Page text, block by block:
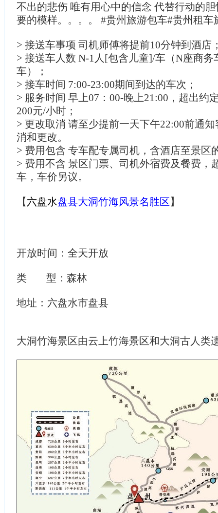
不出的悲伤 唯有用心中的信念 代替行动的
要的模样。。。。 #贵州旅游包车#贵州租车
> 接送车事项 司机师傅将提前10分钟到酒店
> 接送车人数 N-1人[包含儿童]/车（N座商务
车）；
> 接车时间 7:00-23:00期间到达的车次；
> 服务时间 早上07：00-晚上21:00，超出约
200元/小时；
> 更改取消 请至少提前一天下午22:00前通
消和更改。
> 费用包含 专车配专属司机，含酒店至景区
> 费用不含 景区门票、司机外宿费及餐费，
车，车价另议。
【六盘水盘县大洞竹海风景名胜区】
开放时间：全天开放
类 型：森林
地址：六盘水市盘县
大洞竹海景区由云上竹海景区和大洞古人类